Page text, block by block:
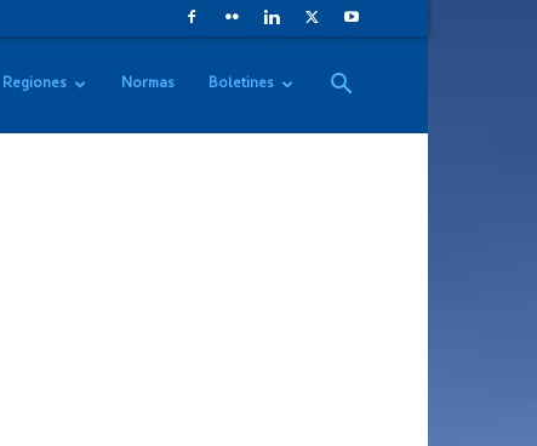
Regiones Normas Boletines